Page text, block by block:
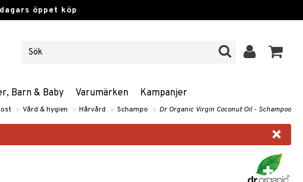
öppet köp
Barn & Baby Varumärken Kampanjer
» Vård & hygien » Hårvård » Schampo » Dr Organic Virgin Coconut Oil - Schampoo
×